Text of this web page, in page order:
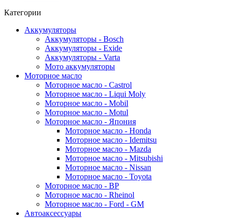
Категории
Аккумуляторы
Аккумуляторы - Bosch
Аккумуляторы - Exide
Аккумуляторы - Varta
Мото аккумуляторы
Моторное масло
Моторное масло - Castrol
Моторное масло - Liqui Moly
Моторное масло - Mobil
Моторное масло - Motul
Моторное масло - Япония
Моторное масло - Honda
Моторное масло - Idemitsu
Моторное масло - Mazda
Моторное масло - Mitsubishi
Моторное масло - Nissan
Моторное масло - Toyota
Моторное масло - BP
Моторное масло - Rheinol
Моторное масло - Ford - GM
Автоаксессуары